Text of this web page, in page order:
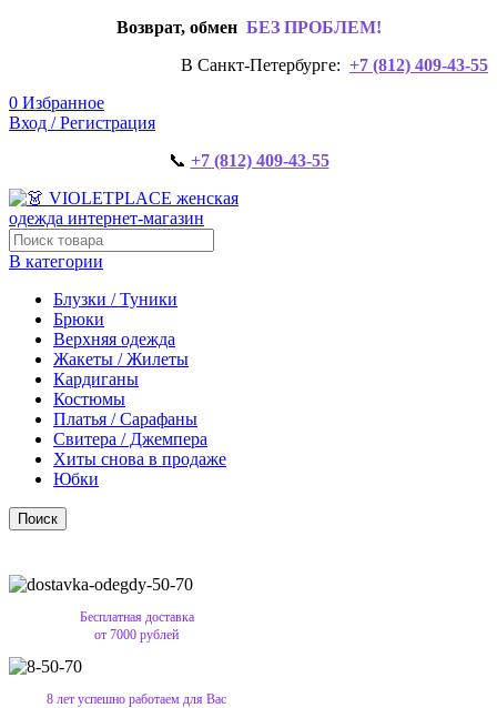
Возврат, обмен БЕЗ ПРОБЛЕМ!
В Санкт-Петербурге: +7 (812) 409-43-55
0 Избранное
Вход / Регистрация
📞 +7 (812) 409-43-55
В категории
Блузки / Туники
Брюки
Верхняя одежда
Жакеты / Жилеты
Кардиганы
Костюмы
Платья / Сарафаны
Свитера / Джемпера
Хиты снова в продаже
Юбки
Поиск
Бесплатная доставка
от 7000 рублей
8 лет успешно работаем для Вас